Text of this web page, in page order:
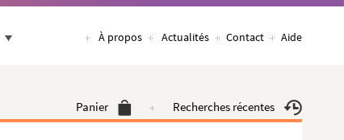
À propos Actualités Contact Aide
Panier Recherches récentes